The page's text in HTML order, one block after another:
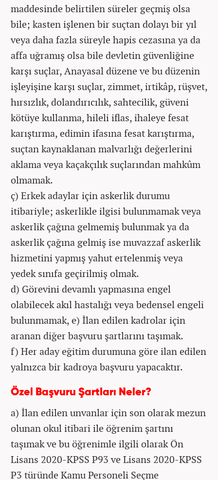
maddesinde belirtilen süreler geçmiş olsa
bile; kasten işlenen bir suçtan dolayı bir yıl
veya daha fazla süreyle hapis cezasına ya da
affa uğramış olsa bile devletin güvenliğine
karşı suçlar, Anayasal düzene ve bu düzenin
işleyişine karşı suçlar, zimmet, irtikâp, rüşvet,
hırsızlık, dolandırıcılık, sahtecilik, güveni
kötüye kullanma, hileli iflas, ihaleye fesat
karıştırma, edimin ifasına fesat karıştırma,
suçtan kaynaklanan malvarlığı değerlerini
aklama veya kaçakçılık suçlarından mahkûm
olmamak.
ç) Erkek adaylar için askerlik durumu
itibariyle; askerlikle ilgisi bulunmamak veya
askerlik çağına gelmemiş bulunmak ya da
askerlik çağına gelmiş ise muvazzaf askerlik
hizmetini yapmış yahut ertelenmiş veya
yedek sınıfa geçirilmiş olmak.
d) Görevini devamlı yapmasına engel
olabilecek akıl hastalığı veya bedensel engeli
bulunmamak, e) İlan edilen kadrolar için
aranan diğer başvuru şartlarını taşımak.
f) Her aday eğitim durumuna göre ilan edilen
yalnızca bir kadroya başvuru yapacaktır.
Özel Başvuru Şartları Neler?
a) İlan edilen unvanlar için son olarak mezun
olunan okul itibari ile öğrenim şartını
taşımak ve bu öğrenimle ilgili olarak Ön
Lisans 2020-KPSS P93 ve Lisans 2020-KPSS
P3 türünde Kamu Personeli Seçme